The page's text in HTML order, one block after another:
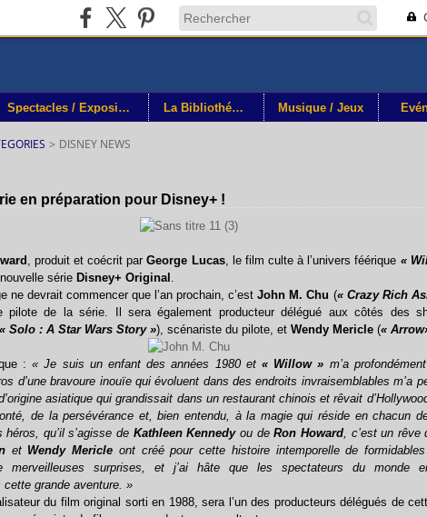
Spectacles / Expositions La Bibliothéque Musique / Jeux
> DISNEY NEWS
en préparation pour Disney+ !
, produit et coécrit parGeorge Lucas, le film culte à l’univers féérique «
nouvelle série Disney+ Original .
ne devrait commencer que l’an prochain, c’estJohn M. Chu (« Crazy Rich
pilote de la série. Il sera également producteur délégué aux côtés des
« Solo : A Star Wars Story »), scénariste du pilote, etWendy Mericle («
:« Je suis un enfant des années 1980 et « Willow » m’a
d’une bravoure inouïe qui évoluent dans des endroits invraisemblables m’a
asiatique qui grandissait dans un restaurant chinois et rêvait
de la persévérance et, bien entendu, à la magie qui réside en chacun
qu’il s’agisse de Kathleen Kennedyou deRon Howard, c’est un rêve
et Wendy Mericle ont créé pour cette histoire intemporelle de
merveilleuses surprises, et j’ai hâte que les spectateurs du monde
cette grande aventure. »
du film original sorti en 1988, sera l’un des producteurs délégués de